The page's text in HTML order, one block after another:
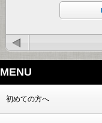
MENU
初めての方へ